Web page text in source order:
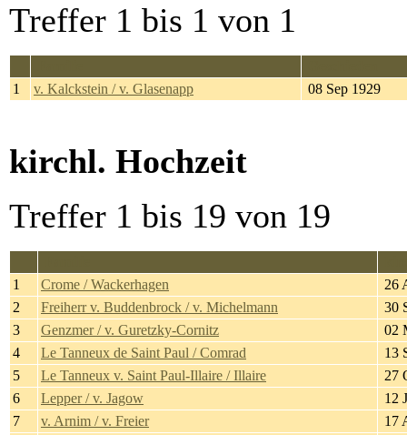
Treffer 1 bis 1 von 1
1
v. Kalckstein / v. Glasenapp 08 Sep 1929
kirchl. Hochzeit
Treffer 1 bis 19 von 19
1
Crome / Wackerhagen
26
2
Freiherr v. Buddenbrock / v. Michelmann
30
3
Genzmer / v. Guretzky-Cornitz
02
4
Le Tanneux de Saint Paul / Comrad
13
5
Le Tanneux v. Saint Paul-Illaire / Illaire
27
6
Lepper / v. Jagow
12
7
v. Arnim / v. Freier
17